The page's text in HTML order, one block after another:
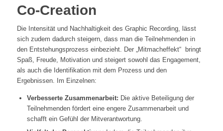
Co-Creation
Die Intensität und Nachhaltigkeit des Graphic Recording, lässt
sich zudem dadurch steigern, dass man die Teilnehmenden in
den Entstehungsprozess einbezieht. Der „Mitmacheffekt“ bringt
Spaß, Freude, Motivation und steigert sowohl das Engagement,
als auch die Identifikation mit dem Prozess und den
Ergebnissen. Im Einzelnen:
Verbesserte Zusammenarbeit: Die aktive Beteiligung der
Teilnehmenden fördert eine engere Zusammenarbeit und
schafft ein Gefühl der Mitverantwortung.